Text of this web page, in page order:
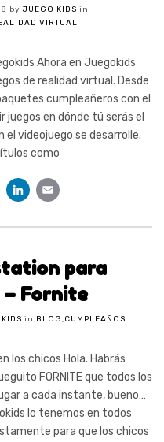
by JUEGO KIDS in
VIRTUAL
Ahora en Juegokids
de realidad virtual. Desde
cumpleañeros con el
juegos en dónde tú serás el
videojuego se desarrolle.
como
WhatsApp
LinkedIn
para
– Fornite
in BLOG,CUMPLEAÑOS
los chicos Hola. Habrás
FORNITE que todos los
a cada instante, bueno…
lo tenemos en todos
para que los chicos